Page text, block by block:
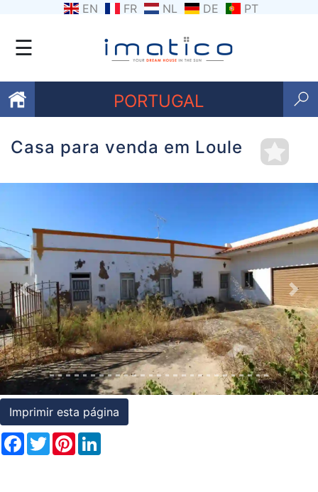
EN FR NL DE PT
☰
PORTUGAL
Favoritos
Sobre
Contacte-
nos
Termos
e
Condições
Testemunhos
Assessoria
Jurídica
Casa para venda em Loule
Previous Next
Imprimir esta página
Facebook
TwitterPinterest